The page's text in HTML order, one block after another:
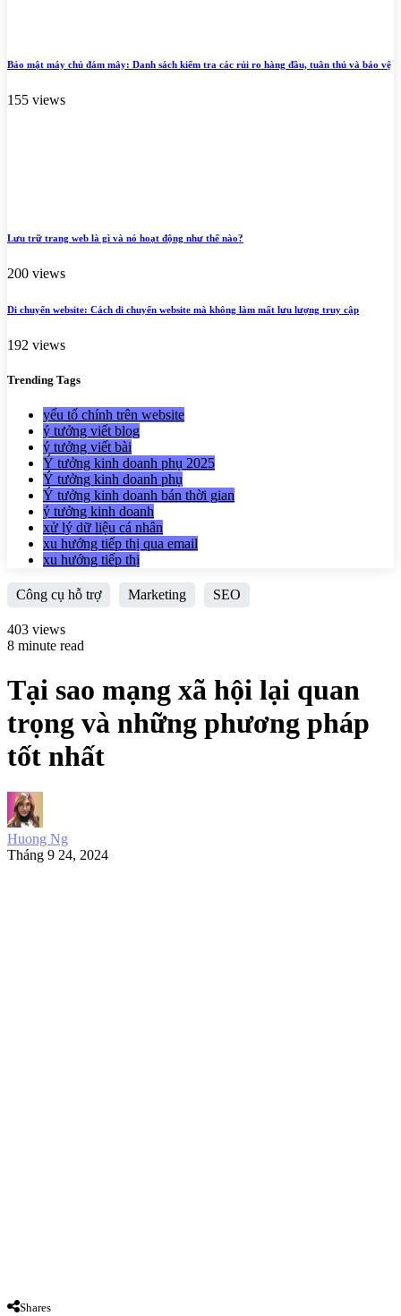
Bảo mật máy chủ đám mây: Danh sách kiểm tra các rủi ro hàng đầu, tuân thủ và bảo vệ
155 views
Lưu trữ trang web là gì và nó hoạt động như thế nào?
200 views
Di chuyển website: Cách di chuyển website mà không làm mất lưu lượng truy cập
192 views
Trending Tags
yếu tố chính trên website
ý tưởng viết blog
ý tưởng viết bài
Ý tưởng kinh doanh phụ 2025
Ý tưởng kinh doanh phụ
Ý tưởng kinh doanh bán thời gian
ý tưởng kinh doanh
xử lý dữ liệu cá nhân
xu hướng tiếp thị qua email
xu hướng tiếp thị
Công cụ hỗ trợ Marketing SEO
403 views
8 minute read
Tại sao mạng xã hội lại quan
trọng và những phương pháp
tốt nhất
Huong Ng
Tháng 9 24, 2024
Shares